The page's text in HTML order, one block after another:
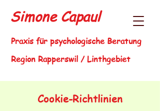
Simone Capaul
Praxis für psychologische Beratung
Region Rapperswil / Linthgebiet
Cookie-Richtlinien